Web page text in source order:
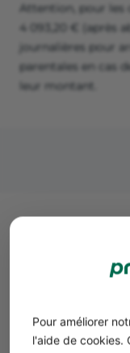
Pour améliorer
l'aide de cookies.
Attention, pour les
4 093,20 € (après
journalières pour
parentales en cas
leur montant.
d’affaires
radiation ?
(2 ans ou 8
l’URSSAF.